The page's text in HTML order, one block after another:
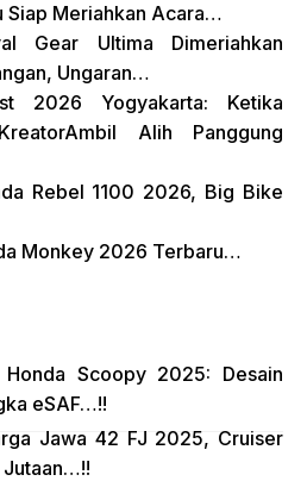
Siap Meriahkan Acara…
Gear Ultima Dimeriahkan
Ungaran…
2026 Yogyakarta: Ketika
Alih Panggung
Rebel 1100 2026, Big Bike
Monkey 2026 Terbaru…
Scoopy 2025: Desain
eSAF…!!
Jawa 42 FJ 2025, Cruiser
Jutaan…!!